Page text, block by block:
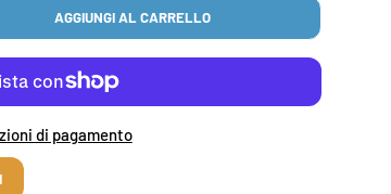
AGGIUNGI AL CARRELLO
di pagamento